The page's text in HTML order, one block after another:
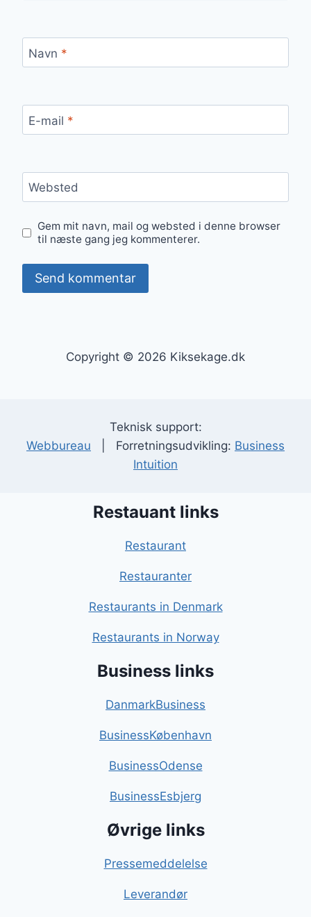
Navn *
E-mail *
Websted
Gem mit navn, mail og websted i denne browser
til næste gang jeg kommenterer.
Copyright © 2026 Kiksekage.dk
Teknisk support:
Webbureau | Forretningsudvikling: Business
Intuition
Restauant links
Restaurant
Restauranter
Restaurants in Denmark
Restaurants in Norway
Business links
DanmarkBusiness
BusinessKøbenhavn
BusinessOdense
BusinessEsbjerg
Øvrige links
Pressemeddelelse
Leverandør